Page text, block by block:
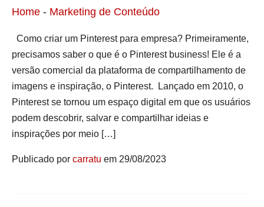
Home - Marketing de Conteúdo
Como criar um Pinterest para empresa? Primeiramente,
precisamos saber o que é o Pinterest business! Ele é a
versão comercial da plataforma de compartilhamento de
imagens e inspiração, o Pinterest. Lançado em 2010, o
Pinterest se tornou um espaço digital em que os usuários
podem descobrir, salvar e compartilhar ideias e
inspirações por meio […]
Publicado por carratu em 29/08/2023